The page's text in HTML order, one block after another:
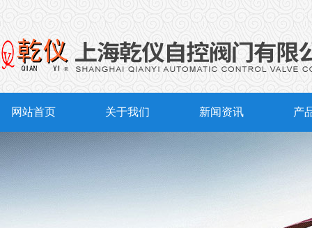
网站首页 关于我们 新闻资讯 产